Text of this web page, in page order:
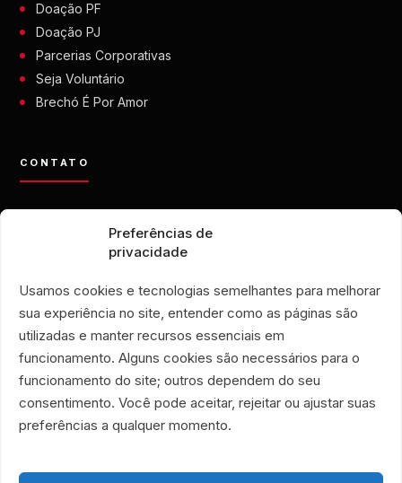
Preferências de
privacidade
Usamos cookies e tecnologias semelhantes para melhorar
sua experiência no site, entender como as páginas são
utilizadas e manter recursos essenciais em
funcionamento. Alguns cookies são necessários para o
funcionamento do site; outros dependem do seu
consentimento. Você pode aceitar, rejeitar ou ajustar suas
preferências a qualquer momento.
Doação PF
Doação PJ
Parcerias Corporativas
Seja Voluntário
Brechó É Por Amor
CONTATO
+55 21 99028-9090
ONG É POR AMOR
Manguinhos • Rio de Janeiro
BRECHÓ É POR AMOR
Copacabana • Rio de Janeiro